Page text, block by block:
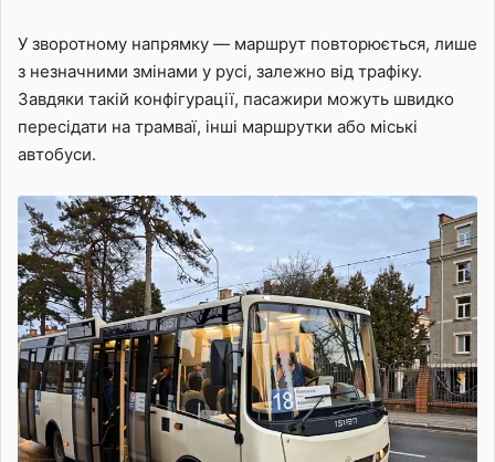
У зворотному напрямку — маршрут повторюється, лише
з незначними змінами у русі, залежно від трафіку.
Завдяки такій конфігурації, пасажири можуть швидко
пересідати на трамваї, інші маршрутки або міські
автобуси.